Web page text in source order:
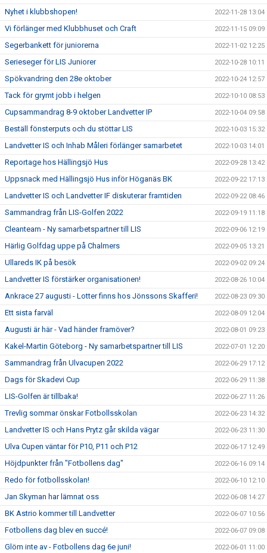
Nyhet i klubbshopen! 2022-11-28 13:04
Vi förlänger med Klubbhuset och Craft 2022-11-15 09:09
Segerbankett för juniorerna 2022-11-02 12:25
Serieseger för LIS Juniorer 2022-10-28 10:11
Spökvandring den 28e oktober 2022-10-24 12:57
Tack för grymt jobb i helgen 2022-10-10 08:53
Cupsammandrag 8-9 oktober Landvetter IP 2022-10-04 09:58
Beställ fönsterputs och du stöttar LIS 2022-10-03 15:32
Landvetter IS och Inhab Måleri förlänger samarbetet 2022-10-03 14:01
Reportage hos Hällingsjö Hus 2022-09-28 13:42
Uppsnack med Hällingsjö Hus inför Höganäs BK 2022-09-22 17:13
Landvetter IS och Landvetter IF diskuterar framtiden 2022-09-22 08:46
Sammandrag från LIS-Golfen 2022 2022-09-19 11:18
Cleanteam - Ny samarbetspartner till LIS 2022-09-06 12:19
Härlig Golfdag uppe på Chalmers 2022-09-05 13:21
Ullareds IK på besök 2022-09-02 09:24
Landvetter IS förstärker organisationen! 2022-08-26 10:04
Ankrace 27 augusti - Lotter finns hos Jönssons Skafferi! 2022-08-23 09:30
Ett sista farväl 2022-08-09 12:04
Augusti är här - Vad händer framöver? 2022-08-01 09:23
Kakel-Martin Göteborg - Ny samarbetspartner till LIS 2022-07-01 12:20
Sammandrag från Ulvacupen 2022 2022-06-29 17:12
Dags för Skadevi Cup 2022-06-29 11:38
LIS-Golfen är tillbaka! 2022-06-27 11:26
Trevlig sommar önskar Fotbollsskolan 2022-06-23 14:32
Landvetter IS och Hans Prytz går skilda vägar 2022-06-23 11:30
Ulva Cupen väntar för P10, P11 och P12 2022-06-17 12:49
Höjdpunkter från "Fotbollens dag" 2022-06-16 09:14
Redo för fotbollsskolan! 2022-06-10 12:10
Jan Skyman har lämnat oss 2022-06-08 14:27
BK Astrio kommer till Landvetter 2022-06-07 10:56
Fotbollens dag blev en succé! 2022-06-07 09:08
Glöm inte av - Fotbollens dag 6e juni! 2022-06-01 11:00